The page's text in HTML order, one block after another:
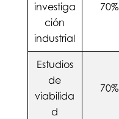
investiga
ción
industrial
70%
Estudios
de
viabilida
d
70%